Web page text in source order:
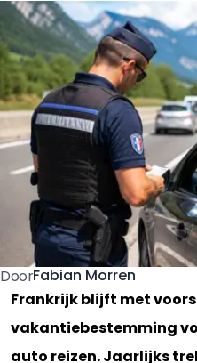
DoorFabian Morren
Frankrijk blijft met
vakantiebestemming
auto reizen. Jaarlijks